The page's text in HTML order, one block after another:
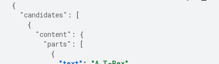
{
"candidates" :
[
{
"content" :
{
"parts" :
[
{